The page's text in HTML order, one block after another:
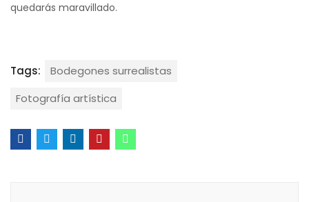
quedarás maravillado.
Tags:
Bodegones surrealistas
Fotografía artística